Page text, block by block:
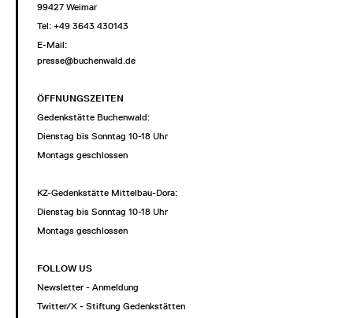
99427 Weimar
Tel: +49 3643 430143
E-Mail:
presse@buchenwald.de
ÖFFNUNGSZEITEN
Gedenkstätte Buchenwald:
Dienstag bis Sonntag 10-18 Uhr
Montags geschlossen
KZ-Gedenkstätte Mittelbau-Dora:
Dienstag bis Sonntag 10-18 Uhr
Montags geschlossen
FOLLOW US
Newsletter - Anmeldung
Twitter/X - Stiftung Gedenkstätten